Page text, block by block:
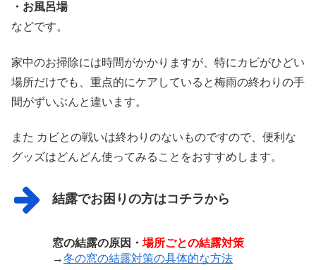
・お風呂場
などです。
家中のお掃除には時間がかかりますが、特にカビがひどい
場所だけでも、重点的にケアしていると梅雨の終わりの手
間がずいぶんと違います。
また カビとの戦いは終わりのないものですので、便利な
グッズはどんどん使ってみることをおすすめします。
結露でお困りの方はコチラから
窓の結露の原因・ 場所ごとの結露対策
→冬の窓の結露対策の具体的な方法